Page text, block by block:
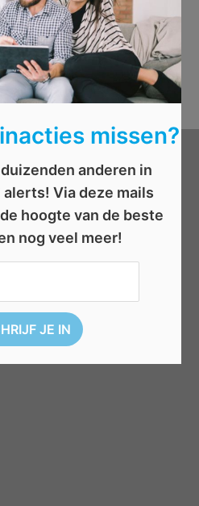
missen?
anderen in
Via deze mails
hoogte van de beste
nog veel meer!